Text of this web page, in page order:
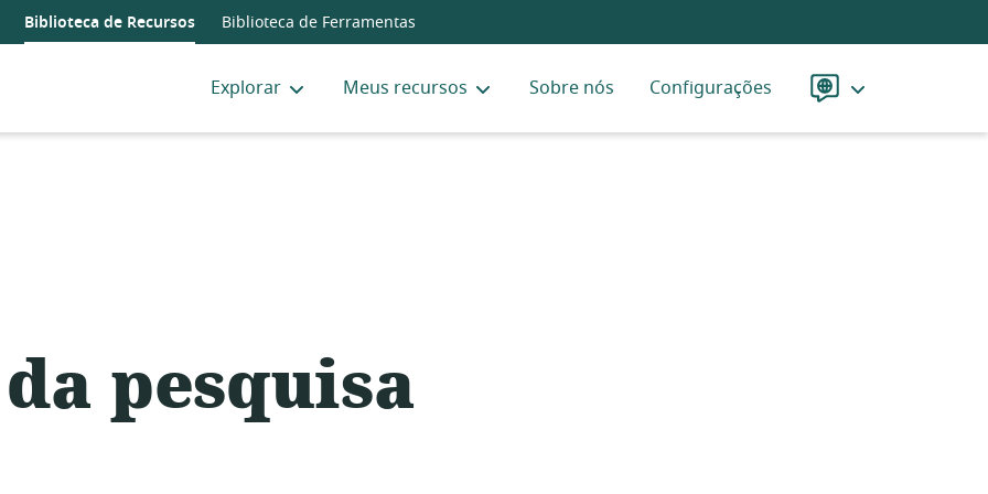
Biblioteca de Recursos Biblioteca de Ferramentas
Explorar Meus recursos Sobre nós Configurações
Idioma
pesquisa